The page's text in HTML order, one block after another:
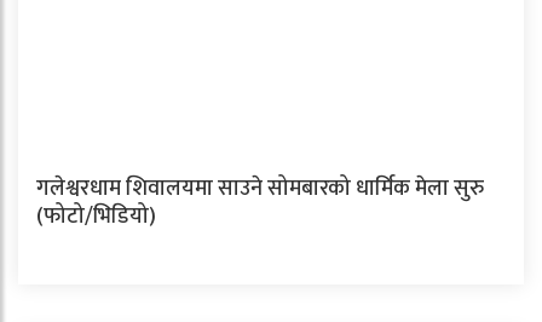
गलेश्वरधाम शिवालयमा साउने सोमबारको धार्मिक मेला सुरु
(फोटो/भिडियो)